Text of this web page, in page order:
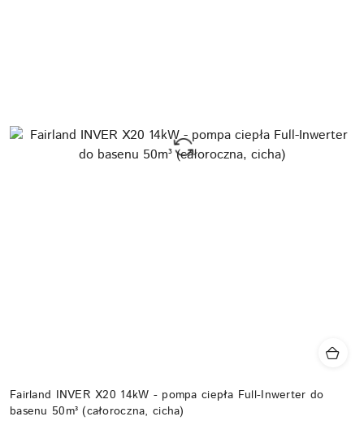
Fairland INVER X20 14kW - pompa ciepła Full-Inwerter do
basenu 50m³ (całoroczna, cicha)